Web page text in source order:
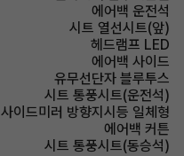
에어백 운전석
시트 열선시트(앞)
헤드램프 LED
에어백 사이드
유무선단자 블루투스
시트 통풍시트(운전석)
사이드미러 방향지시등 일체형
에어백 커튼
시트 통풍시트(동승석)